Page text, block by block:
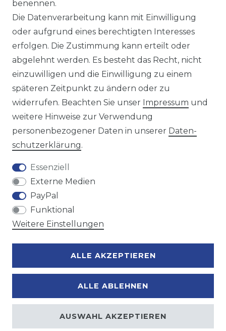
Sie sind Wiederverkäufer?
Sie erreichen uns unter :
https://avancarte.de/
oder telefonisch unter: 0421 - 434430
Wir versenden mit
Zahlungsmöglichkeiten
benennen.
Die Datenverarbeitung kann mit Einwilligung
oder aufgrund eines berechtigten Interesses
erfolgen. Die Zustimmung kann erteilt oder
abgelehnt werden. Es besteht das Recht, nicht
einzuwilligen und die Einwilligung zu einem
späteren Zeitpunkt zu ändern oder zu
widerrufen. Beachten Sie unser Impressum und
weitere Hinweise zur Verwendung
personenbezogener Daten in unserer Daten­
schutz­erklärung.
Essenziell
Externe Medien
PayPal
Funktional
Weitere Einstellungen
ALLE AKZEPTIEREN
ALLE ABLEHNEN
AUSWAHL AKZEPTIEREN